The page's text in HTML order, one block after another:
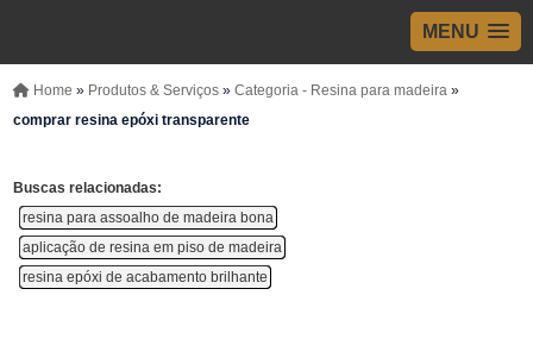
MENU
Home » Produtos & Serviços»Categoria - Resina para madeira»
comprar resina epóxi transparente
Buscas relacionadas:
resina para assoalho de madeira bona
aplicação de resina em piso de madeira
resina epóxi de acabamento brilhante